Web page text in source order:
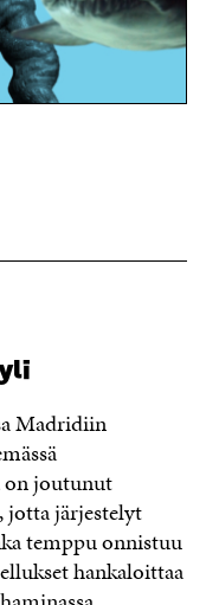
Madridiin
on joutunut
jotta järjestelyt
temppu onnistuu
hankaloittaa